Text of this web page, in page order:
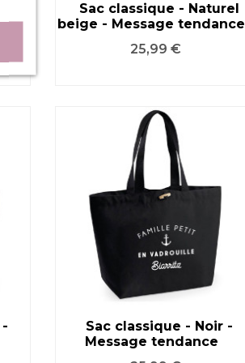
-
Sac classique - Naturel
beige - Message tendance
Prix
25,99 €
VOIR LE PRODUIT
Sac classique - Noir -
Message tendance
VOIR LE PRODUIT